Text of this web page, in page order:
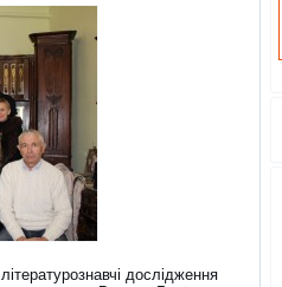
дослідження